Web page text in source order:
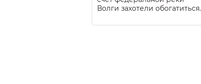
Волги захотели обогатиться.